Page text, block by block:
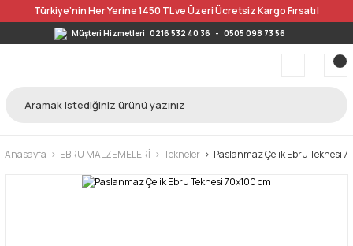
Türkiye’nin Her Yerine 1450 TL ve Üzeri Ücretsiz Kargo Fırsatı!
Müşteri Hizmetleri 0216 532 40 36 - 0505 098 73 56
Anasayfa EBRU MALZEMELERİ Tekneler Paslanmaz Çelik Ebru Teknesi